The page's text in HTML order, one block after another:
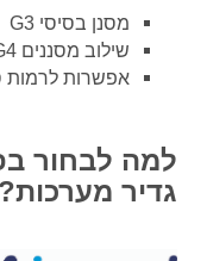
מסנן בסיסי G3
שילוב מסננים
אפשרות לרמות
למה לבחור
גדיר מערכות?